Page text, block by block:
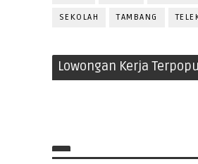
SEKOLAH TAMBANG
Lowongan Kerja